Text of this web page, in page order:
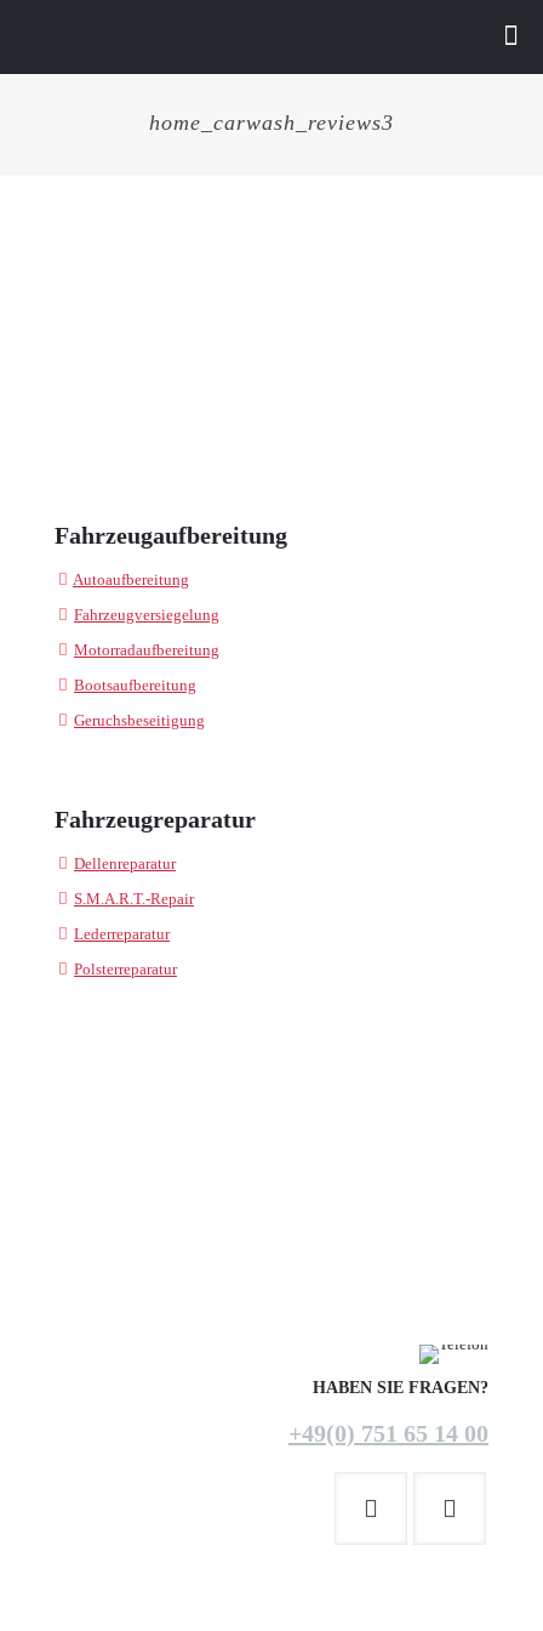
home_carwash_reviews3
Fahrzeugaufbereitung
Autoaufbereitung
Fahrzeugversiegelung
Motorradaufbereitung
Bootsaufbereitung
Geruchsbeseitigung
Fahrzeugreparatur
Dellenreparatur
S.M.A.R.T.-Repair
Lederreparatur
Polsterreparatur
HABEN SIE FRAGEN?
+49(0) 751 65 14 00